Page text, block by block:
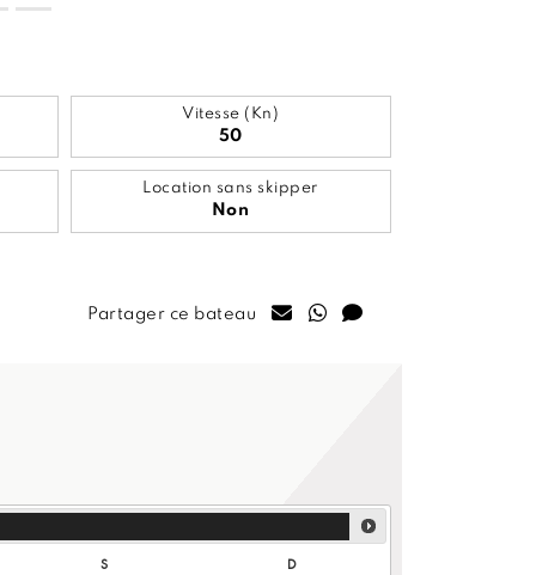
Vitesse (Kn)
50
Location sans skipper
Non
Partager ce bateau
S
D